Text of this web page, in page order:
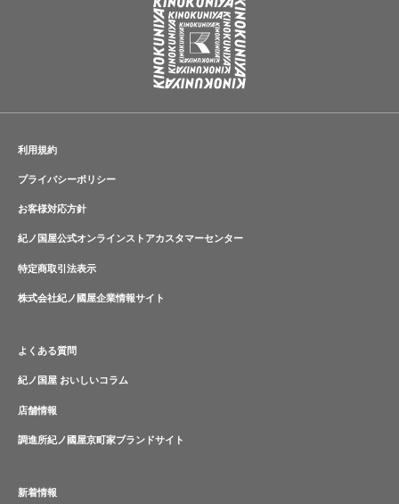
利用規約
プライバシーポリシー
お客様対応方針
紀ノ国屋公式オンラインストアカスタマーセンター
特定商取引法表示
株式会社紀ノ國屋企業情報サイト
よくある質問
紀ノ国屋 おいしいコラム
店舗情報
調進所紀ノ國屋京町家ブランドサイト
新着情報